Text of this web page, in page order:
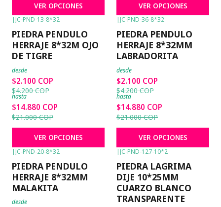
VER OPCIONES VER OPCIONES
|JC-PND-13-8*32
PIEDRA PENDULO
HERRAJE 8*32M OJO
DE TIGRE
desde
$2.100 COP
$4.200 COP
hasta
$14.880 COP
$21.000 COP
VER OPCIONES
|JC-PND-36-8*32
PIEDRA PENDULO
HERRAJE 8*32MM
LABRADORITA
desde
$2.100 COP
$4.200 COP
hasta
$14.880 COP
$21.000 COP
VER OPCIONES
|JC-PND-20-8*32
PIEDRA PENDULO
HERRAJE 8*32MM
MALAKITA
desde
|JC-PND-127-10*2
PIEDRA LAGRIMA
DIJE 10*25MM
CUARZO BLANCO
TRANSPARENTE